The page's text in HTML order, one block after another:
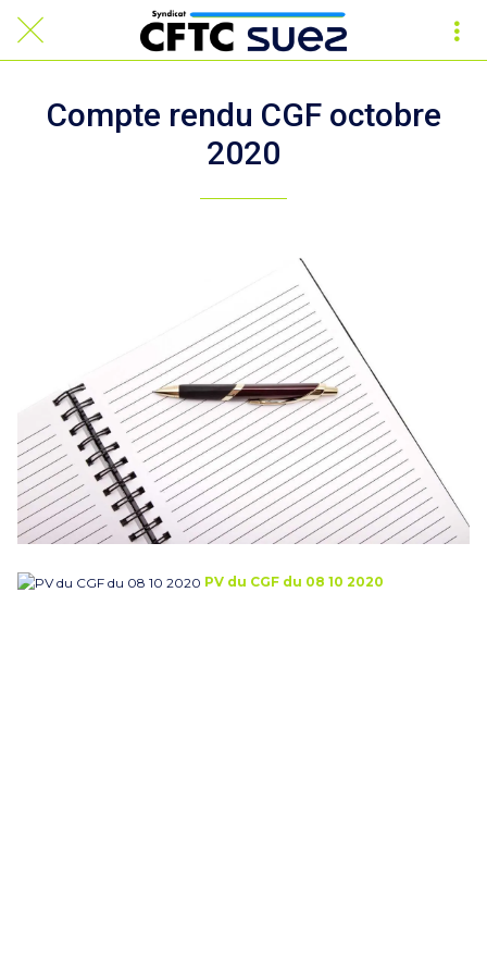
Compte rendu CGF octobre
2020
PV du CGF du 08 10 2020